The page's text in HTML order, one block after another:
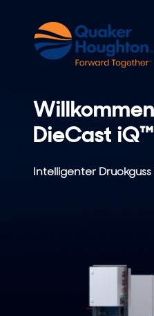
content
DieCast iQ™
Intelligenter